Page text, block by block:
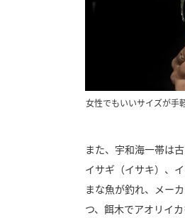
女性でもいいサイズが手
また、宇和海一帯は
イサギ（イサキ）、
まな魚が釣れ、メー
つ、餌木でアオリイ